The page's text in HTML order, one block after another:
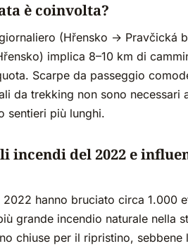
è coinvolta?
(Hřensko → Pravčická
implica 8–10 km di
Scarpe da passeggio
da trekking non sono necessari
sentieri più lunghi.
incendi del 2022 e
2022 hanno bruciato circa 1.000
grande incendio naturale nella
chiuse per il ripristino, sebbene